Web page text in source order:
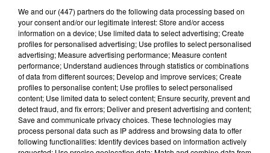
We and our (447) partnersdo the following data processing based on
your consent and/or our legitimate interest: Store and/or access
information on a device; Use limited data to select advertising; Create
profiles for personalised advertising; Use profiles to select personalised
advertising; Measure advertising performance; Measure content
performance; Understand audiences through statistics or combinations
of data from different sources; Develop and improve services; Create
profiles to personalise content; Use profiles to select personalised
content; Use limited data to select content; Ensure security, prevent and
detect fraud, and fix errors; Deliver and present advertising and content;
Save and communicate privacy choices. These technologies may
process personal data such as IP address and browsing data to offer
following functionalities: Identify devices based on information actively